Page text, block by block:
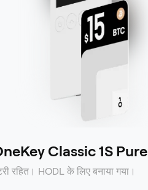
Classic 1S Pure
रहित। HODL के लिए बनाया गया।